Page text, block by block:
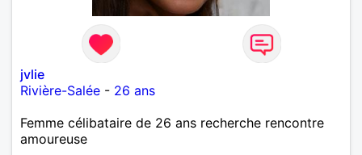
jvlie
Rivière-Salée - 26 ans
Femme célibataire de 26 ans recherche rencontre
amoureuse